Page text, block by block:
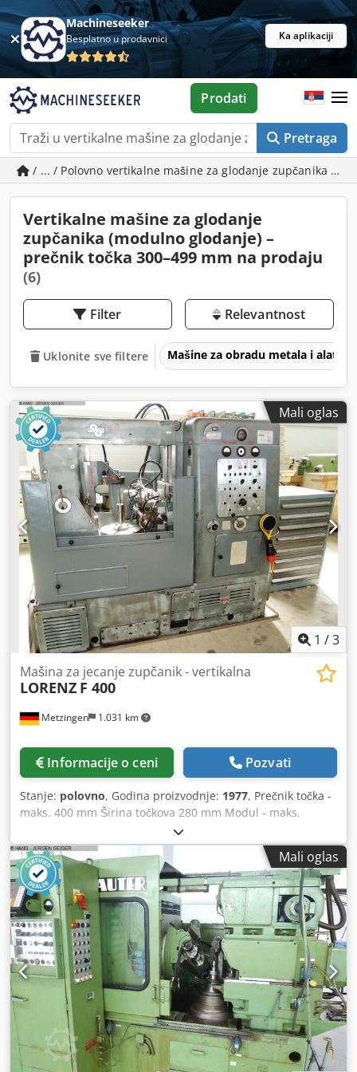
Machineseeker
Besplatno u prodavnici Ka aplikaciji
Pretraga
Prodati
/ ... / Polovno vertikalne mašine za glodanje zupčanika
Vertikalne mašine za glodanje
zupčanika (modulno glodanje) –
prečnik točka 300–499 mm na prodaju
(6)
Filter Relevantnost
Uklonite sve filtere Mašine za obradu metala i alatne
Mali oglas
1 /3
Metzingen 1.031 km
Mašina za jecanje zupčanik - vertikalna
LORENZ F 400
Informacije o ceni Pozvati
Stanje: polovno, Godina proizvodnje: 1977, Prečnik točka -
maks. 400 mm Širina točkova 280 mm Modul - maks.
KSNUMKS Modul - min. 4 Ukupna potreba za napajanjem
15 kV Težina mašine oko 6000 kg Zahtevi za prostor cca. m
L O R E N Z Univerzalni - Hobbing mašina Tip F 400 Godina
izgradnje 1977 S / br 8687 _____ Rad-durchm. min./maks.
400 mm Područje modula 1 - 4 Broj zuba cca. 8 – 210 Širina
glodanja cca. 280 mm maks. radni predmet dužina
instalacije cca. Svirstvo Do 450 mm Nosač za glodanje
okreće se do 60 ° Veličina glodalice dia. k dugačak 160 k
220 mm Raseljavanje glodalice maks. 180 mm Brzine
glodalice 125-500 rpm Tabela-kroz. k Bore 375 k 80 mm
Opseg hranjenja: aksijalni 0.31 - 4.00 mm / VU radijalno
0.12 – 1.60 mm/WU tangencijalno 0,035 – 4,5 mm/min.
glodanje vretena pogon cca. 8 kV Ukupni pogon ca. max. 15
kV - 380 V - 50 Hz Težina cca. 6.000 kg Dodatna oprema /
Specijalna oprema • Različiti programi glodanja koji se
Mali oglas